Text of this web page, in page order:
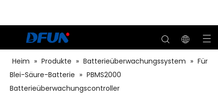
Heim » Produkte » Batterieüberwachungssystem » Für
Blei-Säure-Batterie » PBMS2000
Batterieüberwachungscontroller